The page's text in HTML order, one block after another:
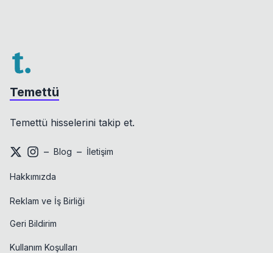
Temettü
Temettü hisselerini takip et.
– Blog – İletişim
Hakkımızda
Reklam ve İş Birliği
Geri Bildirim
Kullanım Koşulları